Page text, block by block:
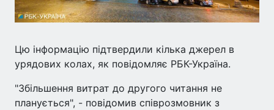
Цю інформацію підтвердили кілька джерел в
урядових колах, як повідомляє РБК-Україна.
"Збільшення витрат до другого читання не
планується", - повідомив співрозмовник з